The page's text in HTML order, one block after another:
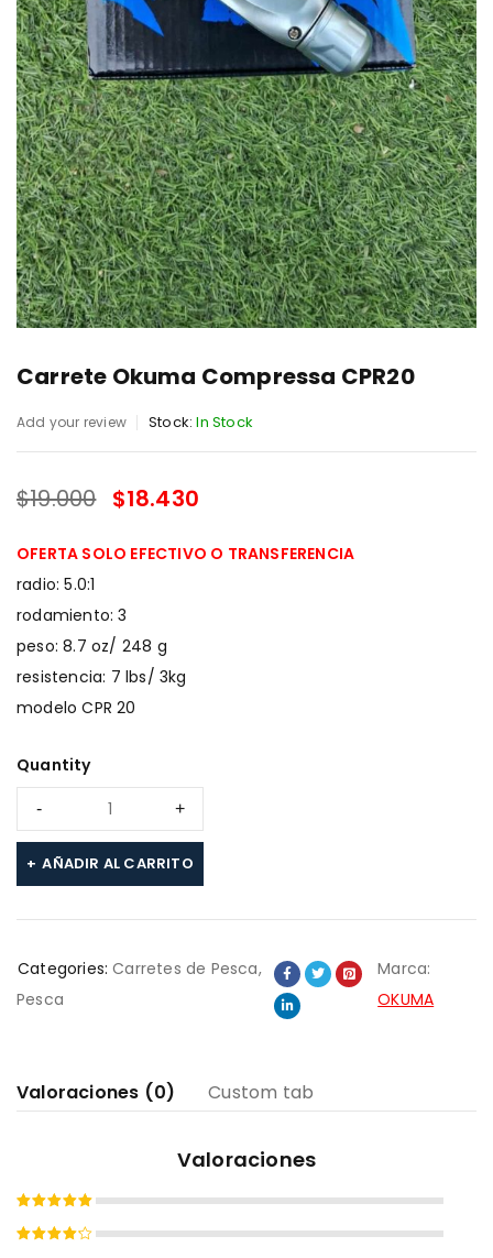
Carrete Okuma Compressa CPR20
Add your review Stock: In Stock
SALE ENDS IN:
$19.000 $18.430
OFERTA SOLO EFECTIVO O TRANSFERENCIA
radio: 5.0:1
rodamiento: 3
peso: 8.7 oz/ 248 g
resistencia: 7 lbs/ 3kg
modelo CPR 20
Quantity
AÑADIR AL CARRITO
Categories: Carretes de Pesca,
Pesca
Marca:
OKUMA
Valoraciones (0) Custom tab
Valoraciones
Valorado